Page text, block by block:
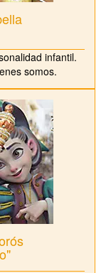
infantil.
somos.